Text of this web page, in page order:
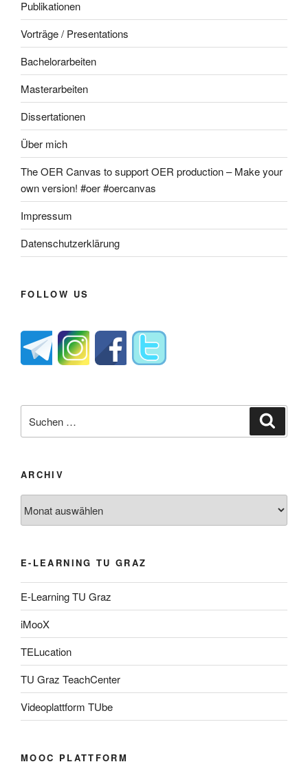
Publikationen
Vorträge / Presentations
Bachelorarbeiten
Masterarbeiten
Dissertationen
Über mich
The OER Canvas to support OER production – Make your
own version! #oer #oercanvas
Impressum
Datenschutzerklärung
FOLLOW US
nach:
ARCHIV
E-LEARNING TU GRAZ
E-Learning TU Graz
iMooX
TELucation
TU Graz TeachCenter
Videoplattform TUbe
MOOC PLATTFORM